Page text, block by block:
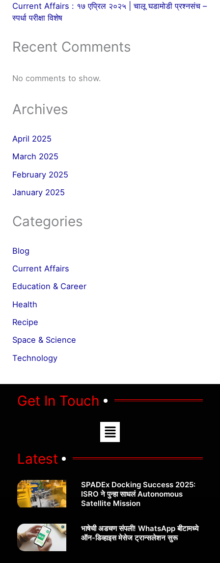
Current Affairs : १७ एप्रिल २०२५ | चालू घडामोडी प्रश्नसंच –
स्पर्धा परीक्षा विशेष
Recent Comments
No comments to show.
Archives
April 2025
March 2025
February 2025
January 2025
Categories
Blog
Current Affairs
Education & Career
Health
Recipe
Space & Science
Technology
Get In Touch
Menu
Latest
SPADEx Docking Success 2025:
ISRO ने पुन्हा साधलं Autonomous
Satellite Mission
भाषेची अडचण संपली! WhatsApp बीटामध्ये
ऑन-डिव्हाइस मेसेज ट्रान्सलेशन सुरू